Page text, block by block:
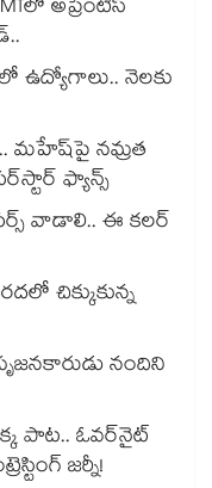
అప్రెంటిస్
ఉద్యోగాలు.. నెలకు
మహేష్‌పై నమ్రత
ఫ్యాన్స్
వాడాలి.. ఈ కలర్
చిక్కుకున్న
నందిని
పాట.. ఓవర్‌నైట్
జర్నీ!